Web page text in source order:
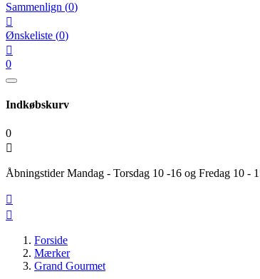
Sammenlign (0)

Ønskeliste (0)

0
Indkøbskurv
0

Åbningstider Mandag - Torsdag 10 -16 og Fredag 10 -


Forside
Mærker
Grand Gourmet